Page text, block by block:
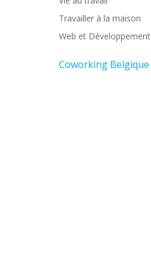
Travailler à la maison
Web et Développement
Coworking Belgique